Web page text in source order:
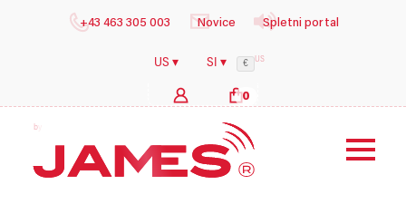
+43 463 305 003 Novice Spletni portal
US ▾ SI ▾ € US
0
by